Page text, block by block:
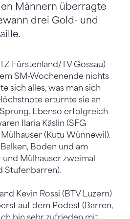
Männern überragte
drei Gold- und
Fürstenland/TV Gossau)
SM-Wochenende nichts
sich alles, was man sich
erturnte sie an
Ebenso erfolgreich
Ilaria Käslin (SFG
(Kutu Wünnewil).
Boden und am
Mülhauser zweimal
Stufenbarren).
Kevin Rossi (BTV Luzern)
auf dem Podest (Barren,